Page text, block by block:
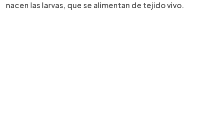
nacen las larvas, que se alimentan de tejido vivo.